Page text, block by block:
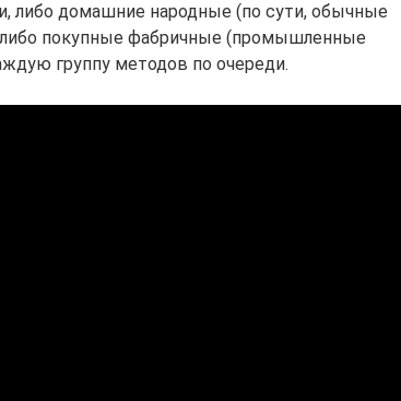
либо домашние народные (по сути, обычные
покупные фабричные (промышленные
группу методов по очереди.